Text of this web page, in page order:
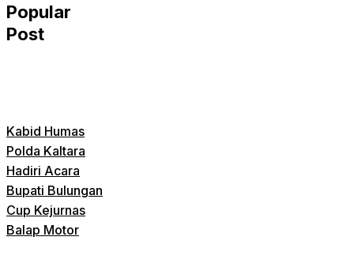
Popular
Post
Kabid Humas
Polda Kaltara
Hadiri Acara
Bupati Bulungan
Cup Kejurnas
Balap Motor